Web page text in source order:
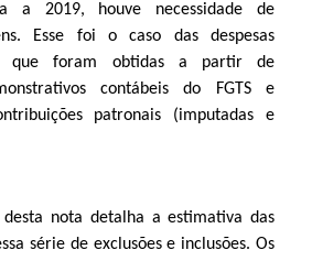
a 2019, houve necessidade de
Esse foi o caso das despesas
que foram obtidas a partir de
contábeis do FGTS e
patronais (imputadas e
nota detalha a estimativa das
série de exclusões e inclusões. Os